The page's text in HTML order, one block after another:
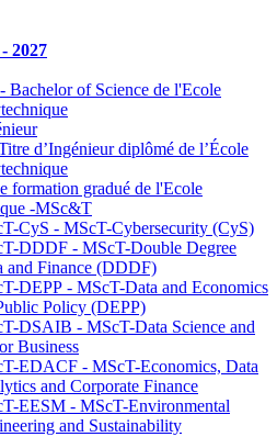
2027
Bachelor of Science de l'Ecole
d’Ingénieur diplômé de l’École
formation gradué de l'Ecole
-MSc&T
CyS - MScT-Cybersecurity (CyS)
DDDF - MScT-Double Degree
and Finance (DDDF)
DEPP - MScT-Data and Economics
Policy (DEPP)
DSAIB - MScT-Data Science and
Business
EDACF - MScT-Economics, Data
and Corporate Finance
EESM - MScT-Environmental
and Sustainability